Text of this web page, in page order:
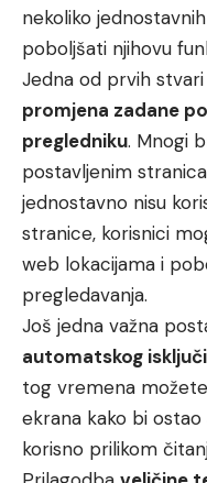
nekoliko
poboljšati njihovu
Jedna od prvih
promjena zadane
pregledniku. Mnogi
postavljenim
jednostavno nisu
stranice, korisnici
web lokacijama i
pregledavanja.
Još jedna važna
automatskog
tog vremena
ekrana kako bi
korisno prilikom